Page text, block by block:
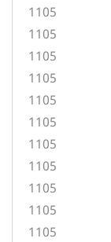
1105
1105
1105
1105
1105
1105
1105
1105
1105
1105
1105